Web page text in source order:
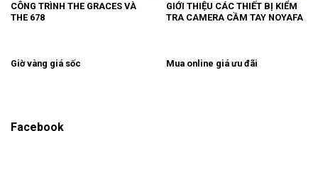
CÔNG TRÌNH THE GRACES VÀ
THE 678
GIỚI THIỆU CÁC THIẾT BỊ KIỂM
TRA CAMERA CẦM TAY NOYAFA
Giờ vàng giá sốc Mua online giá ưu đãi
Facebook